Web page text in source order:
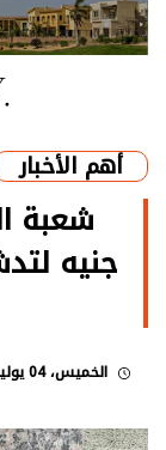
أهم الأخبار
جنيه
الخميس، 04 يوليو 2024 09:14 م